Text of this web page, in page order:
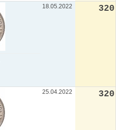
18.05.2022 320
25.04.2022 320